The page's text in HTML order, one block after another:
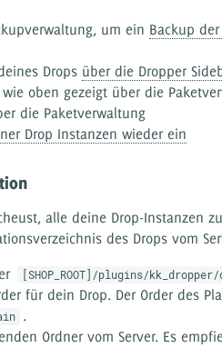
um ein Backup
Drops über die Dropper
oben gezeigt über die
die Paketverwaltung
Drop Instanzen wieder ein
alle deine Drop-Instanzen
des Drops vom
[SHOP_ROOT]/plugins/
für dein Drop. Der Order des
.
Ordner vom Server. Es